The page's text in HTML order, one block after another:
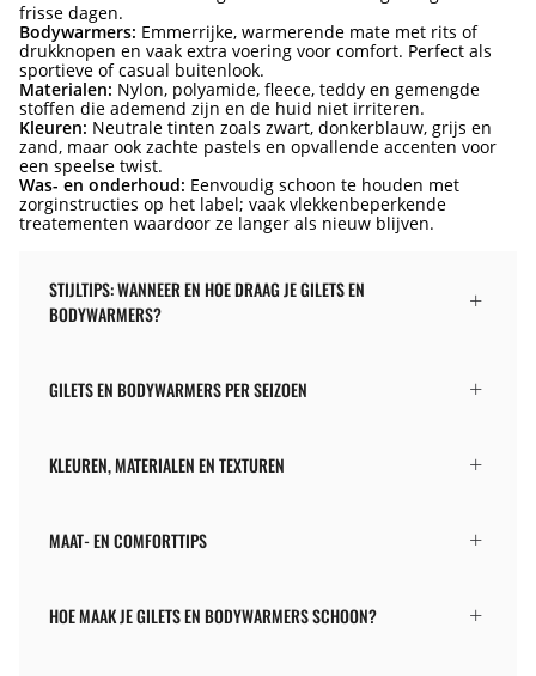
frisse dagen.
Bodywarmers: Emmerrijke, warmerende mate met rits of
drukknopen en vaak extra voering voor comfort. Perfect als
sportieve of casual buitenlook.
Materialen: Nylon, polyamide, fleece, teddy en gemengde
stoffen die ademend zijn en de huid niet irriteren.
Kleuren: Neutrale tinten zoals zwart, donkerblauw, grijs en
zand, maar ook zachte pastels en opvallende accenten voor
een speelse twist.
Was- en onderhoud: Eenvoudig schoon te houden met
zorginstructies op het label; vaak vlekkenbeperkende
treatementen waardoor ze langer als nieuw blijven.
STIJLTIPS: WANNEER EN HOE DRAAG JE GILETS EN
BODYWARMERS?
GILETS EN BODYWARMERS PER SEIZOEN
KLEUREN, MATERIALEN EN TEXTUREN
MAAT- EN COMFORTTIPS
HOE MAAK JE GILETS EN BODYWARMERS SCHOON?